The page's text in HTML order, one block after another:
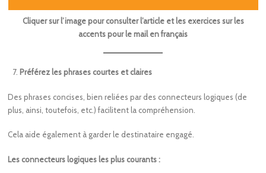
Cliquer sur l’image pour consulter l’article et les exercices sur les
accents pour le mail en français
Préférez les phrases courtes et claires
Des phrases concises, bien reliées par des connecteurs logiques (de
plus, ainsi, toutefois, etc.) facilitent la compréhension.
Cela aide également à garder le destinataire engagé.
Les connecteurs logiques les plus courants :